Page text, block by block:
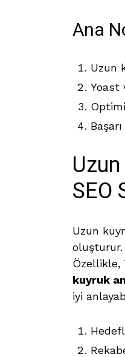
Ana
Uzun
Yoast
SEO
Uzun
oluşturur.
Özellikle,
kuyruk
iyi